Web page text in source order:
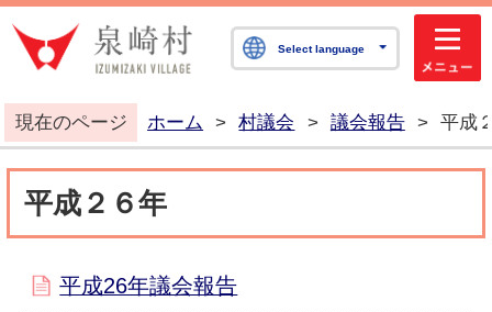
泉崎村公式ホームペ
Select language
現在のページ ホーム > 村議会 > 議会報告 > 平成
平成２６年
平成26年議会報告